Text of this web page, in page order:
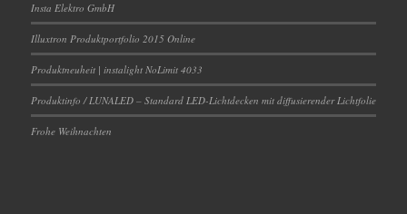
Insta Elektro GmbH
Illuxtron Produktportfolio 2015 Online
Produktneuheit | instalight NoLimit 4033
Produktinfo / LUNALED – Standard LED-Lichtdecken mit diffusierender Lichtfolie
Frohe Weihnachten